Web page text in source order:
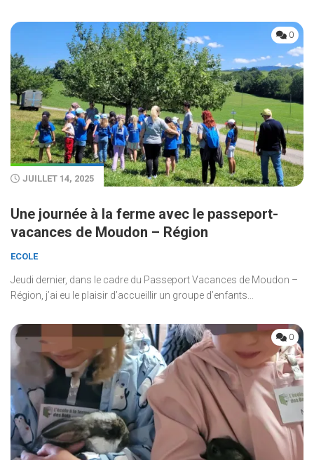
0
JUILLET 14, 2025
Une journée à la ferme avec le passeport-
vacances de Moudon – Région
ECOLE
Jeudi dernier, dans le cadre du Passeport Vacances de Moudon –
Région, j’ai eu le plaisir d’accueillir un groupe d’enfants...
0